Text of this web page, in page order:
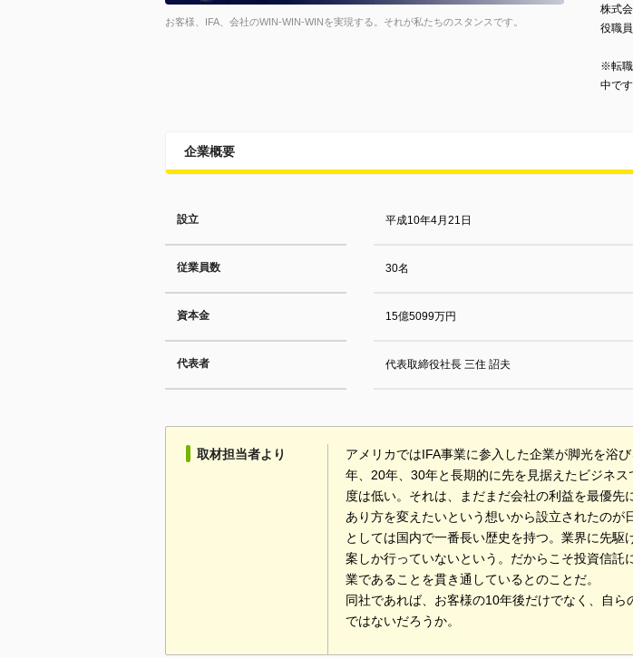
お客様、IFA、会社のWIN-WIN-WINを実現する。それが私たちのスタンスです。
株式
役職
※転職
中です
企業概要
設立 平成10年4月21日
従業員数 30名
資本金 15億5099万円
代表者 代表取締役社長 三住 詔夫
取材担当者より
アメリカではIFA事業に参入した企業が脚光を浴
年、20年、30年と長期的に先を見据えたビジネ
度は低い。それは、まだまだ会社の利益を最優
あり方を変えたいという想いから設立されたの
としては国内で一番長い歴史を持つ。業界に先
案しか行っていないという。だからこそ投資信
業であることを貫き通しているとのことだ。
同社であれば、お客様の10年後だけでなく、自
ではないだろうか。